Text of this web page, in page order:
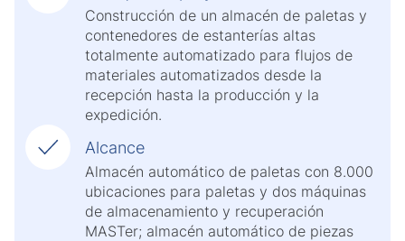
Construcción de un almacén de paletas y
contenedores de estanterías altas
totalmente automatizado para flujos de
materiales automatizados desde la
recepción hasta la producción y la
expedición.
Alcance
Almacén automático de paletas con 8.000
ubicaciones para paletas y dos máquinas
de almacenamiento y recuperación
MASTer; almacén automático de piezas